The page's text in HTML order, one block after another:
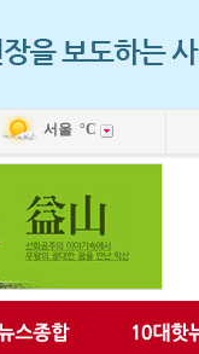
서울 °C
익산, 머무는 농촌 관광으로
전국 문화도시, 익산서 지
익산시, 시민 중심 중장기
익산시, 고립가구 발굴·지
익산시, 8월 안전점검의 날
익산글로벌문화관, 그림과